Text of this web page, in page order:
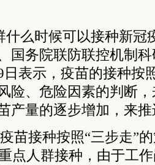
什么时候可以接种新冠
国务院联防联控机制
表示，疫苗的接种按
险、危险因素的判断
产量的逐步增加，来
苗接种按照“三步走”
点人群接种，由于工